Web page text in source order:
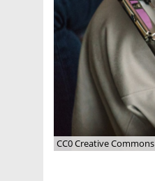
CC0 Creative Commons